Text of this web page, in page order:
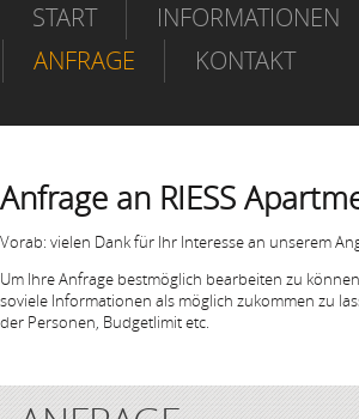
START
INFORMATIONEN
ANFRAGE
KONTAKT
Anfrage an RIESS
Vorab: vielen Dank für Ihr Interesse an unserem
Um Ihre Anfrage bestmöglich bearbeiten zu
soviele Informationen als möglich zukommen zu
der Personen, Budgetlimit etc.